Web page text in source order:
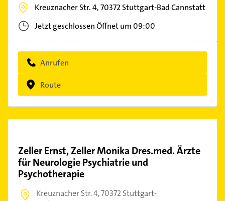
Kreuznacher Str. 4,70372Stuttgart-Bad Cannstatt
Jetzt geschlossenÖffnet um 09:00
Anrufen
Route
Zeller Ernst, Zeller Monika Dres.med. Ärzte
für Neurologie Psychiatrie und
Psychotherapie
Kreuznacher Str. 4,70372 Stuttgart-